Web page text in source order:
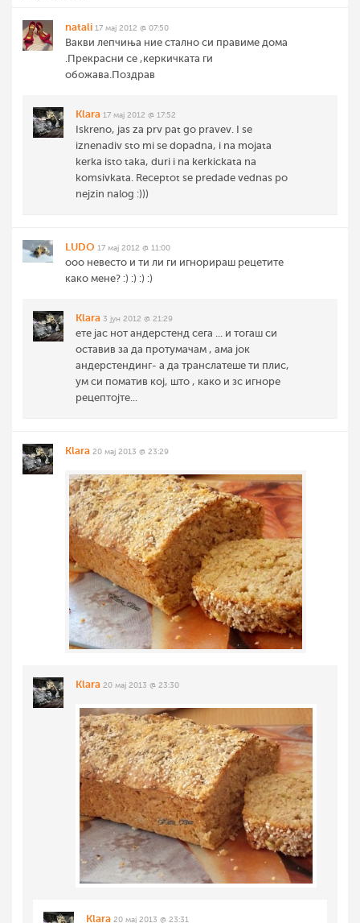
natali 17 мај 2012 @ 07:50
Вакви лепчиња ние стално си правиме дома
.Прекрасни се ,керкичката ги
обожава.Поздрав
Klara 17 мај 2012 @ 17:52
Iskreno, jas za prv pat go pravev. I se
iznenadiv sto mi se dopadna, i na mojata
kerka isto taka, duri i na kerkickata na
komsivkata. Receptot se predade vednas po
nejzin nalog :)))
LUDO 17 мај 2012 @ 11:00
ооо невесто и ти ли ги игнорираш рецетите
како мене? :) :) :) :)
Klara 3 јун 2012 @ 21:29
ете јас нот андерстенд сега ... и тогаш си
оставив за да протумачам , ама јок
андерстендинг- а да транслатеше ти плис,
ум си поматив кој, што , како и зс игноре
рецептојте...
Klara 20 мај 2013 @ 23:29
Klara 20 мај 2013 @ 23:30
Klara 20 мај 2013 @ 23:31